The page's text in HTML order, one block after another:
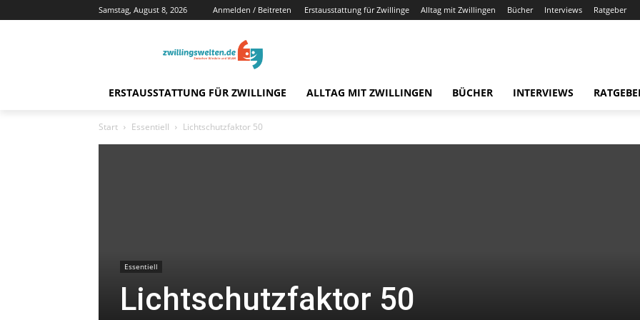
Samstag, August 8, 2026 Anmelden / Beitreten Erstausstattung für Zwillinge Alltag mit Zwillingen Bücher Interviews Ratgeber
ERSTAUSSTATTUNG FÜR ZWILLINGE ALLTAG MIT ZWILLINGEN BÜCHER INTERVIEWS
Start Essentiell Lichtschutzfaktor 50
Essentiell
Lichtschutzfaktor 50